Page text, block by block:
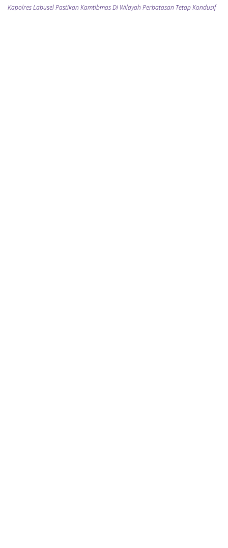
Kapolres Labusel Pastikan Kamtibmas Di Wilayah Perbatasan Tetap Kondusif